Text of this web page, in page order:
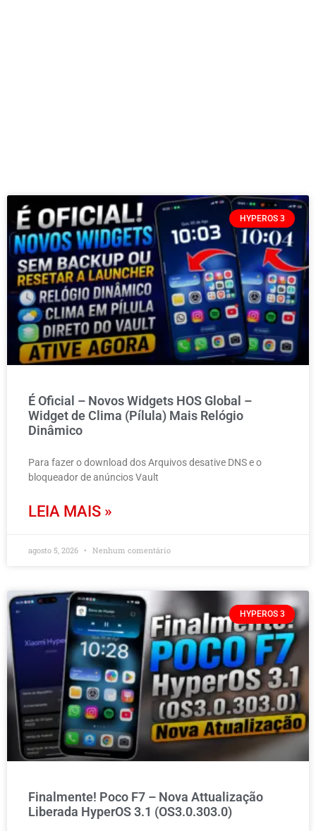
HYPEROS 3
É Oficial – Novos Widgets HOS Global –
Widget de Clima (Pílula) Mais Relógio
Dinâmico
Para fazer o download dos Arquivos desative DNS e o
bloqueador de anúncios Vault
LEIA MAIS »
agosto 5, 2026 Nenhum comentário
HYPEROS 3
Finalmente! Poco F7 – Nova Attualização
Liberada HyperOS 3.1 (OS3.0.303.0)